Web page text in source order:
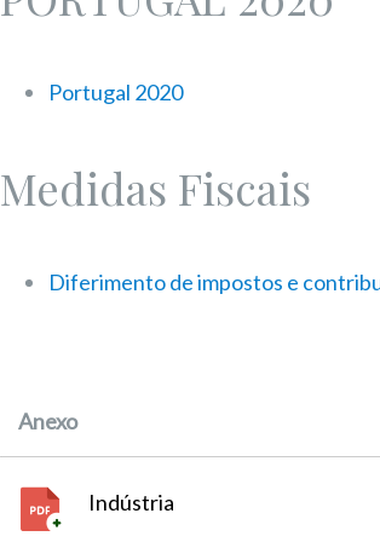
Portugal 2020
Medidas Fiscais
Diferimento de impostos e
Anexo
Indústria